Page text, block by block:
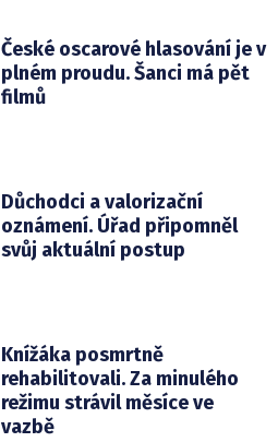
České oscarové hlasování je v
plném proudu. Šanci má pět
filmů
Důchodci a valorizační
oznámení. Úřad připomněl
svůj aktuální postup
Knížáka posmrtně
rehabilitovali. Za minulého
režimu strávil měsíce ve
vazbě